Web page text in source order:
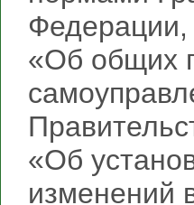
«Об общих
«Об
изменений